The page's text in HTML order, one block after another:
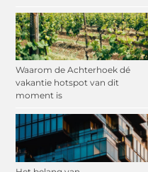
Waarom de Achterhoek dé
vakantie hotspot van dit
moment is